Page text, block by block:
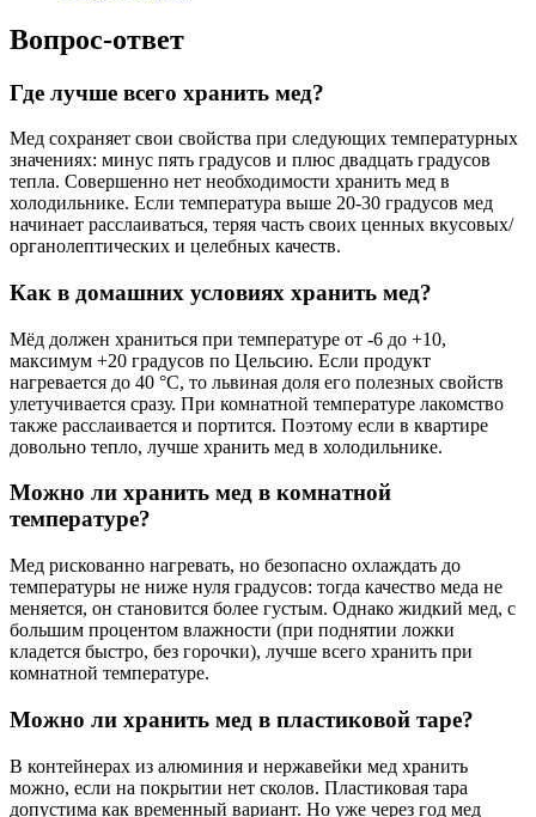
Вопрос-ответ
Где лучше всего хранить мед?
Мед сохраняет свои свойства при следующих температурных
значениях: минус пять градусов и плюс двадцать градусов
тепла. Совершенно нет необходимости хранить мед в
холодильнике. Если температура выше 20-30 градусов мед
начинает расслаиваться, теряя часть своих ценных вкусовых/
органолептических и целебных качеств.
Как в домашних условиях хранить мед?
Мёд должен храниться при температуре от -6 до +10,
максимум +20 градусов по Цельсию. Если продукт
нагревается до 40 °С, то львиная доля его полезных свойств
улетучивается сразу. При комнатной температуре лакомство
также расслаивается и портится. Поэтому если в квартире
довольно тепло, лучше хранить мед в холодильнике.
Можно ли хранить мед в комнатной
температуре?
Мед рискованно нагревать, но безопасно охлаждать до
температуры не ниже нуля градусов: тогда качество меда не
меняется, он становится более густым. Однако жидкий мед, с
большим процентом влажности (при поднятии ложки
кладется быстро, без горочки), лучше всего хранить при
комнатной температуре.
Можно ли хранить мед в пластиковой таре?
В контейнерах из алюминия и нержавейки мед хранить
можно, если на покрытии нет сколов. Пластиковая тара
допустима как временный вариант. Но уже через год мед